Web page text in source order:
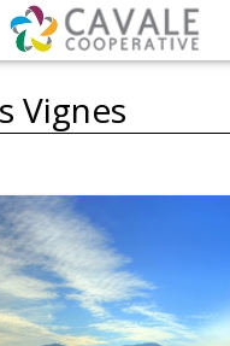
Vignes